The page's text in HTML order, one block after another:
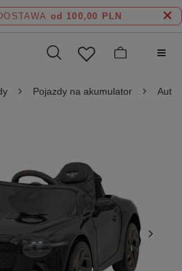
od 100,00 PLN
Pojazdy na akumulator Auta